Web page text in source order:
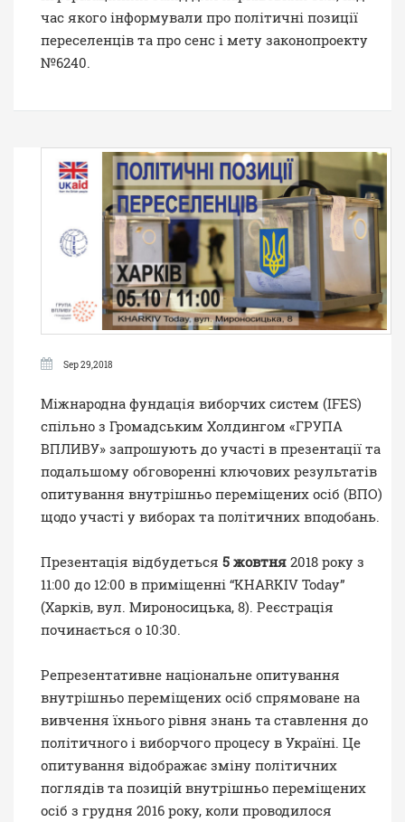
час якого інформували про політичні позиції
переселенців та про сенс і мету законопроекту
№6240.
Sep 29,2018
Міжнародна фундація виборчих систем (IFES)
спільно з Громадським Холдингом «ГРУПА
ВПЛИВУ» запрошують до участі в презентації та
подальшому обговоренні ключових результатів
опитування внутрішньо переміщених осіб (ВПО)
щодо участі у виборах та політичних вподобань.
Презентація відбудеться 5 жовтня 2018 року з
11:00 до 12:00 в приміщенні “KHARKIV Today”
(Харків, вул. Мироносицька, 8). Реєстрація
починається о 10:30.
Репрезентативне національне опитування
внутрішньо переміщених осіб спрямоване на
вивчення їхнього рівня знань та ставлення до
політичного і виборчого процесу в Україні. Це
опитування відображає зміну політичних
поглядів та позицій внутрішньо переміщених
осіб з грудня 2016 року, коли проводилося